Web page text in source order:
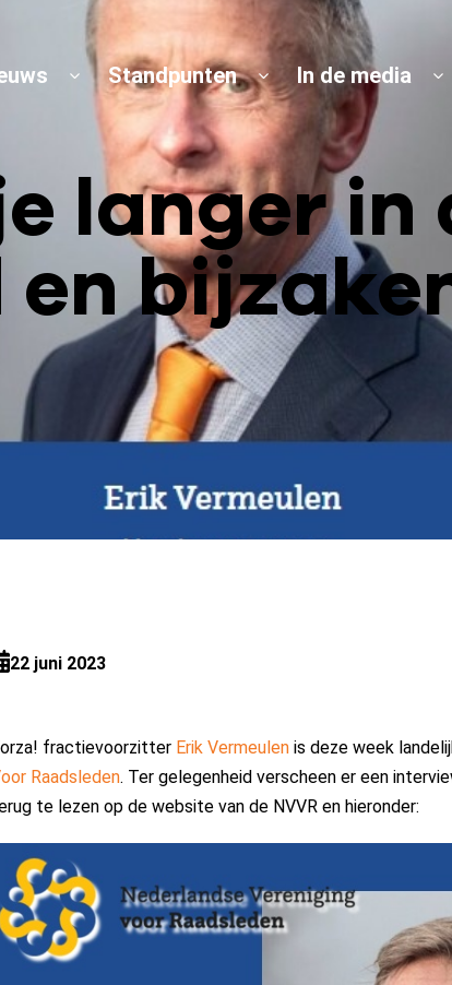
Standpunten In de media
langer
22 juni 2023
fractievoorzitter Erik Vermeulenis deze week
Raadsleden. Ter gelegenheid verscheen er een
te lezen op de website van de NVVR en hieronder: